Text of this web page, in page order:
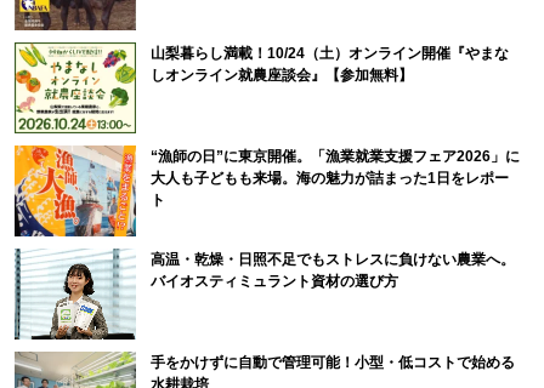
山梨暮らし満載！10/24（土）オンライン開催『やまな
しオンライン就農座談会』【参加無料】
“漁師の日”に東京開催。「漁業就業支援フェア2026」に
大人も子どもも来場。海の魅力が詰まった1日をレポー
ト
高温・乾燥・日照不足でもストレスに負けない農業へ。
バイオスティミュラント資材の選び方
手をかけずに自動で管理可能！小型・低コストで始める
水耕栽培